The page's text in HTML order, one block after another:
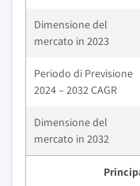
Dimensione del
mercato in 2023
Periodo di Previsione
2024 – 2032 CAGR
Dimensione del
mercato in 2032